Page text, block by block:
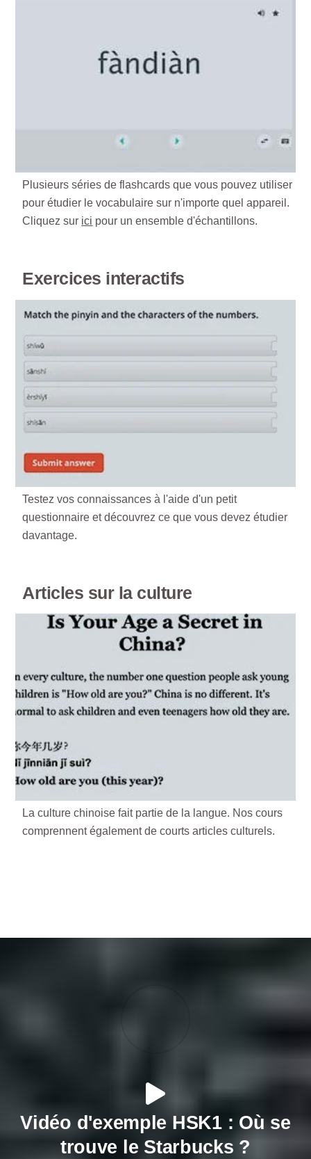
Plusieurs séries de flashcards que vous pouvez utiliser
pour étudier le vocabulaire sur n'importe quel appareil.
Cliquez sur ici pour un ensemble d'échantillons.
Exercices interactifs
Testez vos connaissances à l'aide d'un petit
questionnaire et découvrez ce que vous devez étudier
davantage.
Articles sur la culture
La culture chinoise fait partie de la langue. Nos cours
comprennent également de courts articles culturels.
Vidéo d'exemple HSK1 : Où se
trouve le Starbucks ?